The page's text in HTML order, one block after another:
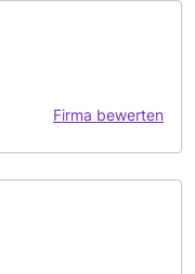
Firma bewerten